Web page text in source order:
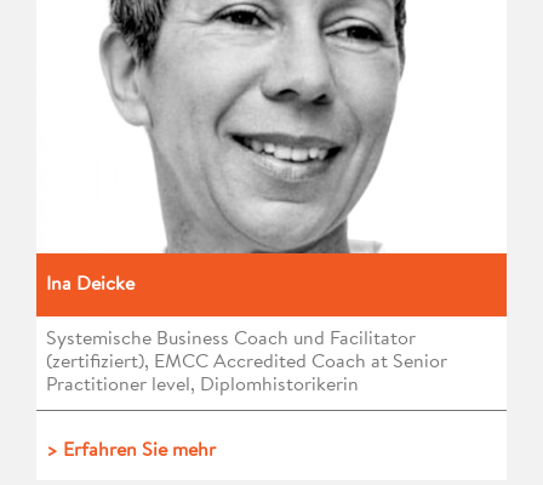
Ina Deicke
Systemische Business Coach und Facilitator
(zertifiziert), EMCC Accredited Coach at Senior
Practitioner level, Diplomhistorikerin
> Erfahren Sie mehr